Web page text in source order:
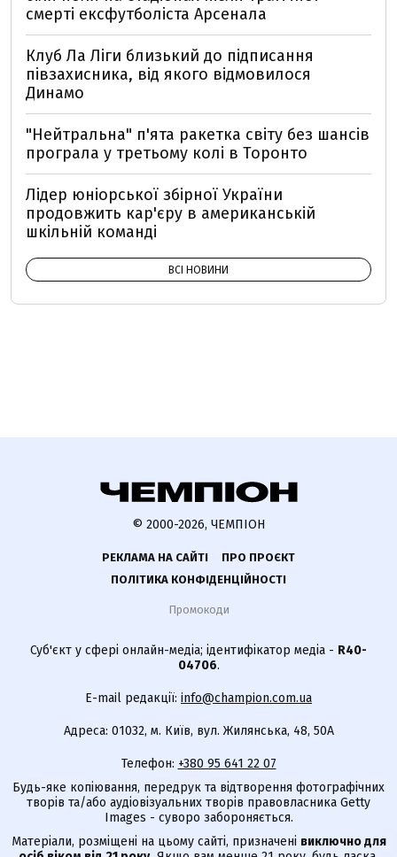
смерті ексфутболіста Арсенала
Клуб Ла Ліги близький до підписання
півзахисника, від якого відмовилося
Динамо
"Нейтральна" п'ята ракетка світу без шансів
програла у третьому колі в Торонто
Лідер юніорської збірної України
продовжить кар'єру в американській
шкільній команді
ВСІ НОВИНИ
© 2000-2026, ЧЕМПІОН
РЕКЛАМА НА САЙТІ
ПРО ПРОЄКТ
ПОЛІТИКА КОНФІДЕНЦІЙНОСТІ
Промокоди
Суб'єкт у сфері онлайн-медіа; ідентифікатор медіа - R40-
04706.
E-mail редакції: info@champion.com.ua
Адреса: 01032, м. Київ, вул. Жилянська, 48, 50А
Телефон: +380 95 641 22 07
Будь-яке копіювання, передрук та відтворення фотографічних
творів та/або аудіовізуальних творів правовласника Getty
Images - суворо забороняється.
Матеріали, розміщені на цьому сайті, призначені виключно для